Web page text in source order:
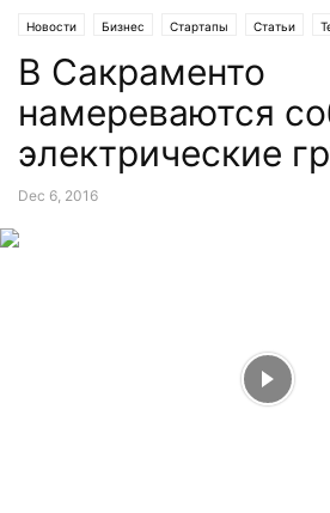
Новости Бизнес Стартапы Статьи
В Сакраменто
намереваются
электрические
Dec 6, 2016